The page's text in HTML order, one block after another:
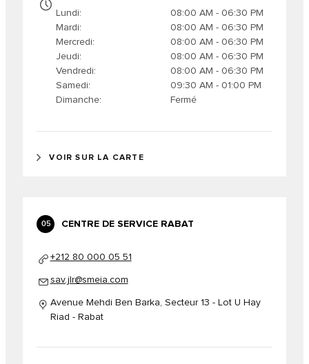
Lundi
08:00 AM - 06:30 PM
Mardi
08:00 AM - 06:30 PM
Mercredi
08:00 AM - 06:30 PM
Jeudi
08:00 AM - 06:30 PM
Vendredi
08:00 AM - 06:30 PM
Samedi
09:30 AM - 01:00 PM
Dimanche
Fermé
VOIR SUR LA CARTE
05 CENTRE DE SERVICE RABAT
+212 80 000 05 51
sav.jlr@smeia.com
Avenue Mehdi Ben Barka, Secteur 13 - Lot U Hay
Riad - Rabat